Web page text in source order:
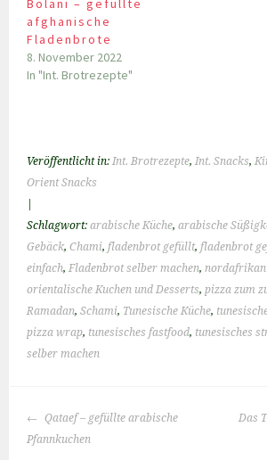
Bolani – gefüllte
afghanische
Fladenbrote
8. November 2022
In "Int. Brotrezepte"
Veröffentlicht in:Int. Brotrezepte,Int. Snacks,
Orient Snacks
Schlagwort:arabische Küche,arabische
Gebäck,Chami,fladenbrot gefüllt,fladenbrot
einfach,Fladenbrot selber machen,
orientalische Kuchen und Desserts,pizza zum
Ramadan,Schami, Tunesische Küche,
pizza wrap, tunesisches fastfood, tunesisches
selber machen
BEITRAGS-
NAVIGATION
Qataef – gefüllte arabische
Pfannkuchen
Das